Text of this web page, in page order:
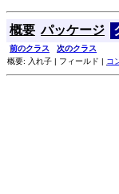
概要 パッケージ
前のクラス
次のクラス
概要: 入れ子 | フィールド | コ